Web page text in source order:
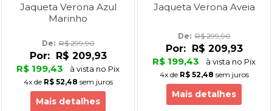
Jaqueta Verona Azul
Marinho
De: R$ 299,90
Por: R$ 209,93
R$ 199,43
à vista no Pix
4xde R$ 52,48 sem juros
Mais detalhes
Jaqueta Verona Aveia
De: R$ 299,90
Por: R$ 209,93
R$ 199,43
à vista no Pix
4xde R$ 52,48 sem juros
Mais detalhes